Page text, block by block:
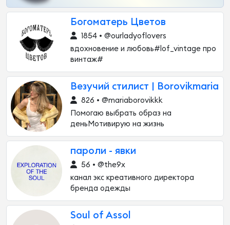
Богоматерь Цветов
1854 • @ourladyoflovers
вдохновение и любовь#lof_vintage про
винтаж#
Везучий стилист | Borovikmaria
826 • @mariaborovikkk
Помогаю выбрать образ на
деньМотивирую на жизнь
пароли - явки
56 • @the9x
канал экс креативного директора
бренда одежды
Soul of Assol